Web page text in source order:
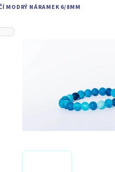
MODRÝ NÁRAMEK 6/8MM